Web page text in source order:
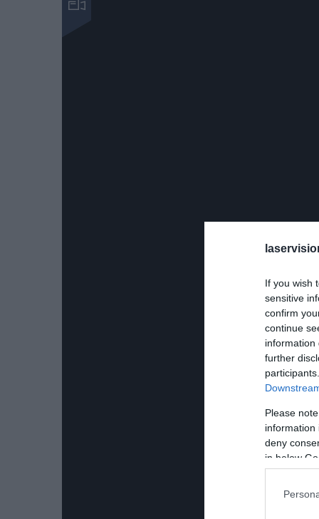
If you wish
sensitive
confirm
continue
information
further
Please
information
deny
in below